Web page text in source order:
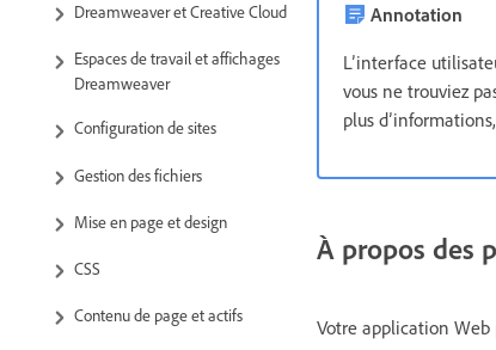
Dreamweaver et Creative Cloud
Espaces de travail et affichages
Dreamweaver
Configuration de sites
Gestion des fichiers
Mise en page et design
CSS
Contenu de page et actifs
Annotation
L’interface
vous ne trouviez
plus
À propos des
Votre application